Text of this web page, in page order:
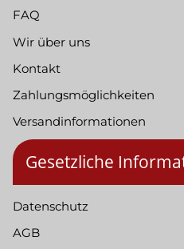
FAQ
Wir über uns
Kontakt
Zahlungsmöglichkeiten
Versandinformationen
Gesetzliche
Datenschutz
AGB